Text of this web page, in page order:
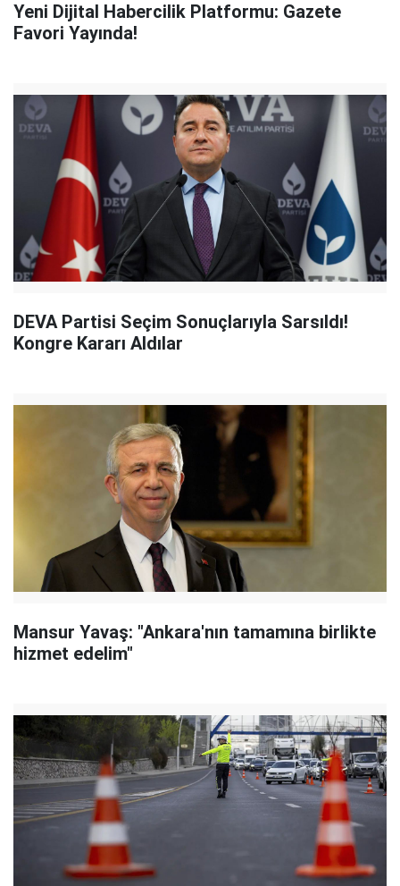
Yeni Dijital Habercilik Platformu: Gazete
Favori Yayında!
DEVA Partisi Seçim Sonuçlarıyla Sarsıldı!
Kongre Kararı Aldılar
Mansur Yavaş: "Ankara'nın tamamına birlikte
hizmet edelim"